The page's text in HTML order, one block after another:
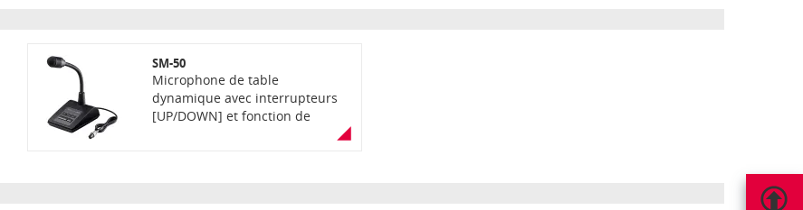
SM-50
Microphone de table
dynamique avec interrupteurs
[UP/DOWN] et fonction de